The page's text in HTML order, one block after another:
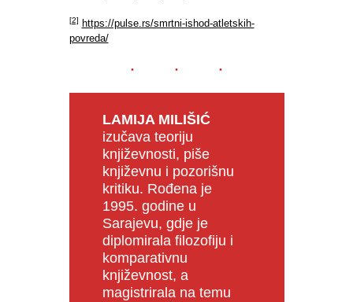
[2]
https://pulse.rs/smrtni-ishod-atletskih-
povreda/
LAMIJA MILIŠIĆ
izučava teoriju
književnosti, piše
književnu i pozorišnu
kritiku. Rođena je
1995. godine u
Sarajevu, gdje je
diplomirala filozofiju i
komparativnu
književnost, a
magistrirala na temu